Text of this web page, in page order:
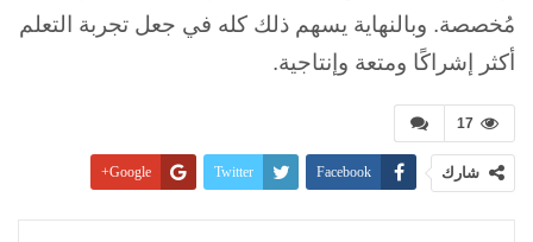
مُخصصة. وبالنهاية يسهم ذلك كله في جعل تجربة التعلم
أكثر إشراكًا ومتعة وإنتاجية.
17
شارك Facebook
Twitter
Google+